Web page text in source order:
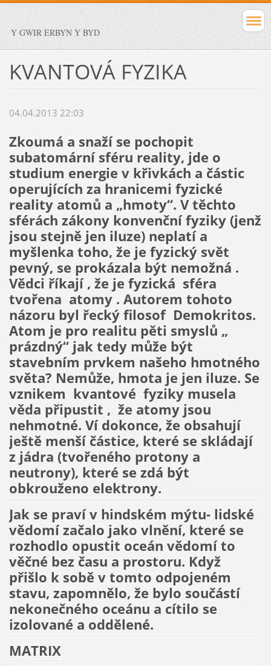
Y GWIR ERBYN Y BYD
KVANTOVÁ FYZIKA
04.04.2013 22:03
Zkoumá a snaží se pochopit
subatomární sféru reality, jde o
studium energie v křivkách a částic
operujících za hranicemi fyzické
reality atomů a „hmoty“. V těchto
sférách zákony konvenční fyziky (jenž
jsou stejně jen iluze) neplatí a
myšlenka toho, že je fyzický svět
pevný, se prokázala být nemožná .
Vědci říkají , že je fyzická sféra
tvořena atomy . Autorem tohoto
názoru byl řecký filosof Demokritos.
Atom je pro realitu pěti smyslů „
prázdný“ jak tedy může být
stavebním prvkem našeho hmotného
světa? Nemůže, hmota je jen iluze. Se
vznikem kvantové fyziky musela
věda připustit , že atomy jsou
nehmotné. Ví dokonce, že obsahují
ještě menší částice, které se skládají
z jádra (tvořeného protony a
neutrony), které se zdá být
obkrouženo elektrony.
Jak se praví v hindském mýtu- lidské
vědomí začalo jako vlnění, které se
rozhodlo opustit oceán vědomí to
věčné bez času a prostoru. Když
přišlo k sobě v tomto odpojeném
stavu, zapomnělo, že bylo součástí
nekonečného oceánu a cítilo se
izolované a oddělené.
MATRIX